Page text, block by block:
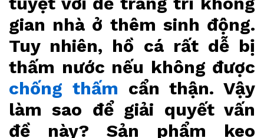
gian nhà ở thêm sinh động.
Tuy nhiên, hồ cá rất dễ bị
thấm nước nếu không được
chống thấm cẩn thận. Vậy
làm sao để giải quyết vấn
đề này? Sản phẩm keo